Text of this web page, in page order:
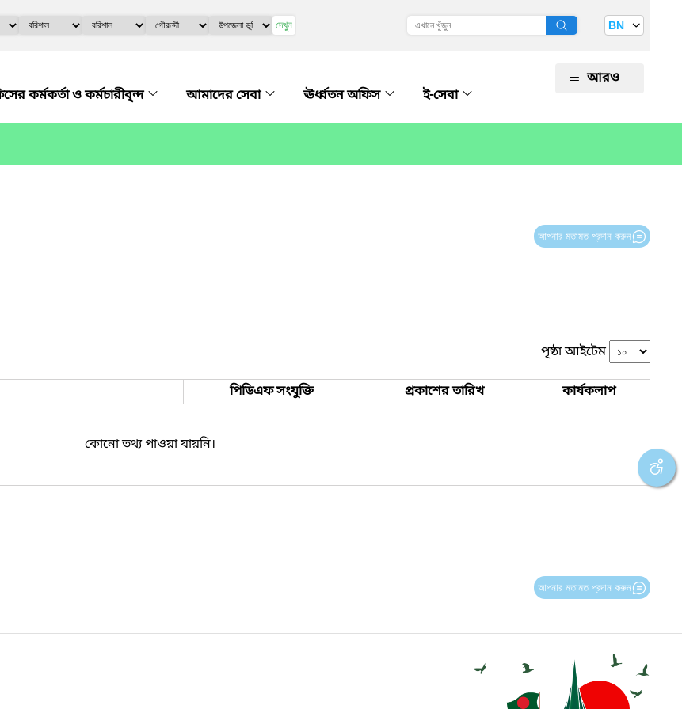
দেখুন BN
কর্মকর্তা ও কর্মচারীবৃন্দ আমাদের সেবা ঊর্ধ্বতন অফিস ই-সেবা
আরও
আপনার মতামত প্রদান করুন
পৃষ্ঠা আইটেম
পিডিএফ সংযুক্তি প্রকাশের তারিখ কার্যকলাপ
কোনো তথ্য পাওয়া যায়নি।
আপনার মতামত প্রদান করুন